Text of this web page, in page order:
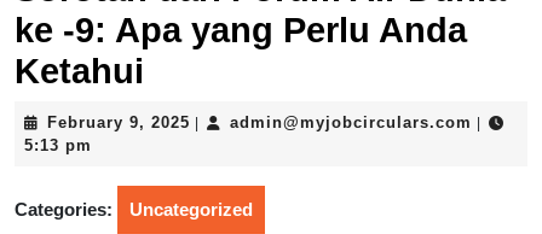
ke -9: Apa yang Perlu Anda
Ketahui
February 9, 2025 Februaryadmin@myjobcirculars.com
5:13 pm
Categories: Uncategorized